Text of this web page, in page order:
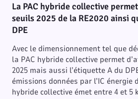
La PAC hybride collective
seuils 2025 de la RE2020 ainsi
DPE
Avec le dimensionnement tel que
la PAC hybride collective permet
2025 mais aussi l’étiquette A du
émissions données par l’IC énergie
hybride collective émet entre 4 et 5